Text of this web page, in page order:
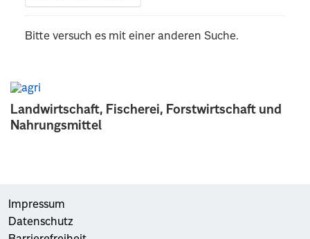
Landwirtschaft, Fischerei, Forstwirtschaft und
Nahrungsmittel
Bitte versuch es mit einer anderen Suche.
Impressum
Datenschutz